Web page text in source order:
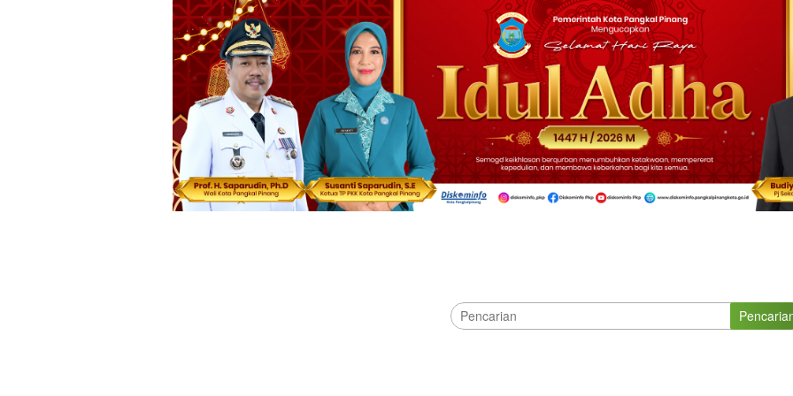
Loncat
konten